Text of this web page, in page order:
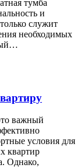
тумба
и
служит
необходимых
важный
условия для
квартир
Однако,